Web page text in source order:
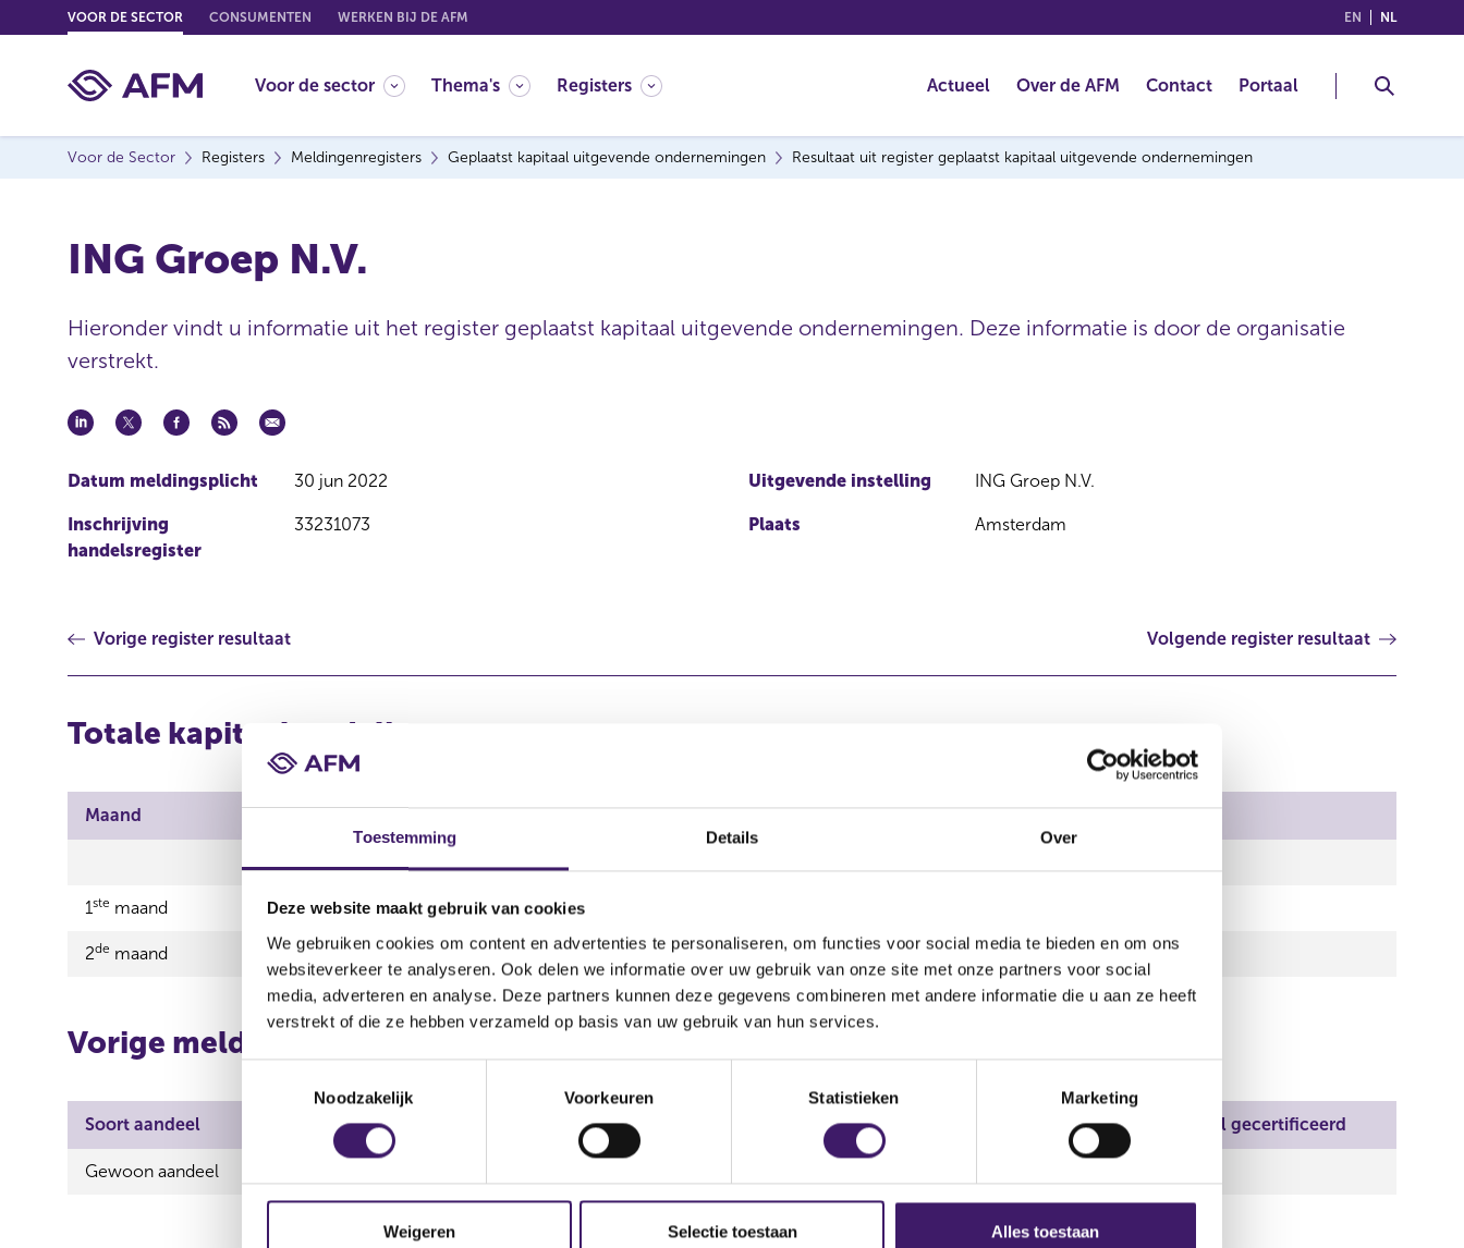
Toestemming Details Over
Deze website maakt gebruik van cookies
We gebruiken cookies om content en advertenties te personaliseren, om functies voor social media te bieden en om ons
websiteverkeer te analyseren. Ook delen we informatie over uw gebruik van onze site met onze partners voor social
media, adverteren en analyse. Deze partners kunnen deze gegevens combineren met andere informatie die u aan ze heeft
verstrekt of die ze hebben verzameld op basis van uw gebruik van hun services.
o
s
Noodzakelijk Voorkeuren Statistieken Marketing
Weigeren Selectie toestaan Alles toestaan
o
o
EN (ENGLISH)
NL
VOOR DE SECTOR CONSUMENTEN WERKEN BIJ DE AFM
Voor de sector Thema's Registers Actueel Over de AFM Contact Portaal
Voor de Sector Registers Meldingenregisters Geplaatst kapitaal uitgevende ondernemingen Resultaat uit register geplaatst kapitaal uitgevende ondernemingen
ING Groep N.V.
Hieronder vindt u informatie uit het register geplaatst kapitaal uitgevende ondernemingen. Deze informatie is door de organisatie
verstrekt.
Datum meldingsplicht 30 jun 2022 Uitgevende instelling ING Groep N.V.
Inschrijving
handelsregister
33231073 Plaats Amsterdam
Vorige register resultaat Volgende register resultaat
Totale kapitaalverdeling
Maand Totaal geplaatst kapitaal Totaal aantal stemmen
39.069.520,35 EUR
1ste maand 39.069.212,18
2de maand 39.069.520,35 3.906.952.035,00
Vorige melding
Soort aandeel Nominale waarde Aantal stemmen per aandeel Aantal gecertificeerd
Gewoon aandeel